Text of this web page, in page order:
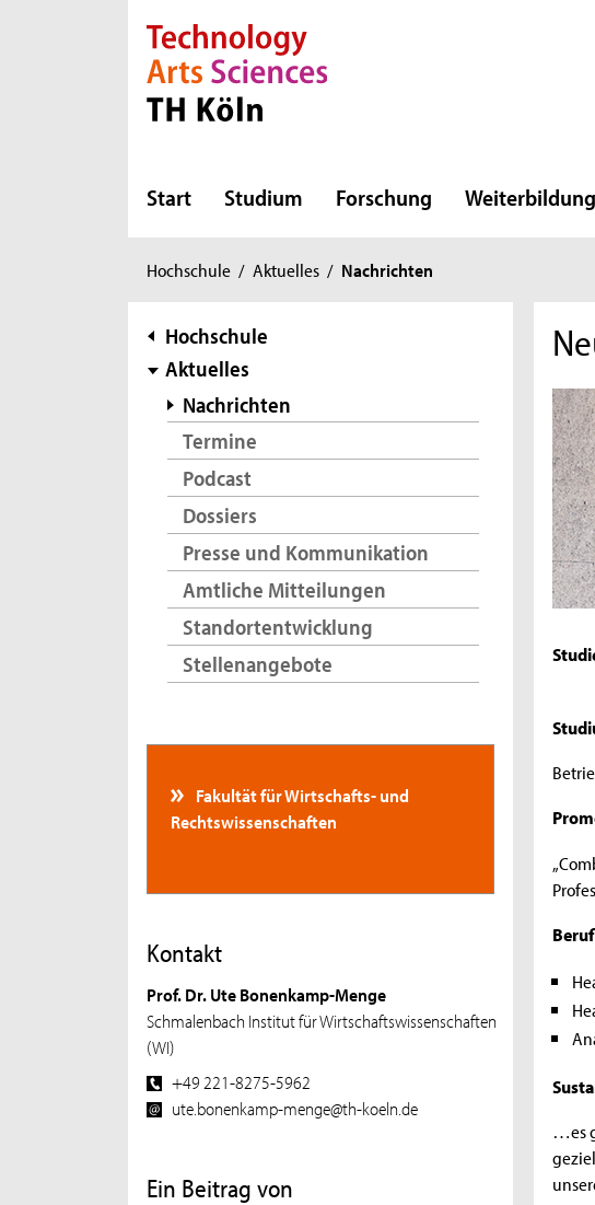
Direkt zur Hauptnavigation
Direkt zur Subnavigation
Direkt zum Inhalt
Direkt zum Fußbereich
Start Studium Forschung Weiterbildung
Sie
hier:
Hochschule / Aktuelles / Nachrichten
Subnavigation
Hochschule
Aktuelles
Nachrichten
Termine
Podcast
Dossiers
Presse und Kommunikation
Amtliche Mitteilungen
Standortentwicklung
Stellenangebote
Fakultät für Wirtschafts- und
Rechtswissenschaften
Kontakt
Prof. Dr. Ute Bonenkamp-Menge
Schmalenbach Institut für Wirtschaftswissenschaften
(WI)
+49 221-8275-5962
ute.bonenkamp-menge@th-koeln.de
Ein Beitrag von
…es